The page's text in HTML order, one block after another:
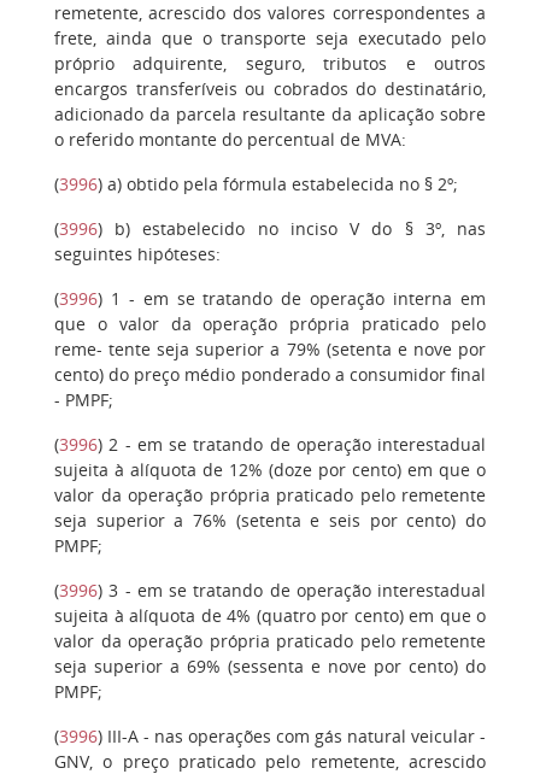
remetente, acrescido dos valores correspondentes a
frete, ainda que o transporte seja executado pelo
próprio adquirente, seguro, tributos e outros
encargos transferíveis ou cobrados do destinatário,
adicionado da parcela resultante da aplicação sobre
o referido montante do percentual de MVA:
(3996) a) obtido pela fórmula estabelecida no § 2º;
(3996) b)estabelecido no inciso V do § 3º, nas
seguintes hipóteses:
(3996) 1 - em se tratando de operação interna em
que o valor da operação própria praticado pelo
reme- tente seja superior a 79% (setenta e nove por
cento) do preço médio ponderado a consumidor final
- PMPF;
(3996)2 - em se tratando de operação interestadual
sujeita à alíquota de 12% (doze por cento) em que o
valor da operação própria praticado pelo remetente
seja superior a 76% (setenta e seis por cento) do
PMPF;
(3996)3 - em se tratando de operação interestadual
sujeita à alíquota de 4% (quatro por cento) em que o
valor da operação própria praticado pelo remetente
seja superior a 69% (sessenta e nove por cento) do
PMPF;
(3996) III-A - nas operações com gás natural veicular -
GNV, o preço praticado pelo remetente, acrescido